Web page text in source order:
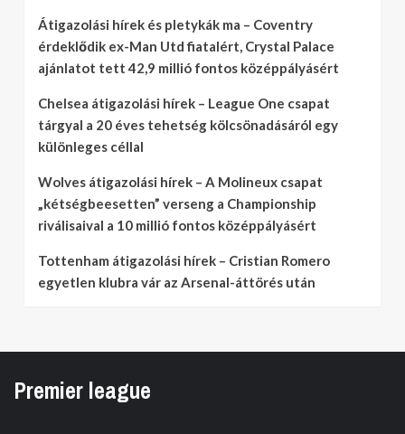
Átigazolási hírek és pletykák ma – Coventry
érdeklődik ex-Man Utd fiatalért, Crystal Palace
ajánlatot tett 42,9 millió fontos középpályásért
Chelsea átigazolási hírek – League One csapat
tárgyal a 20 éves tehetség kölcsönadásáról egy
különleges céllal
Wolves átigazolási hírek – A Molineux csapat
„kétségbeesetten” verseng a Championship
riválisaival a 10 millió fontos középpályásért
Tottenham átigazolási hírek – Cristian Romero
egyetlen klubra vár az Arsenal-áttörés után
Premier league